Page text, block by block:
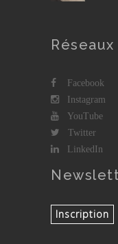
Facebook
Instagram
YouTube
Twitter
LinkedIn